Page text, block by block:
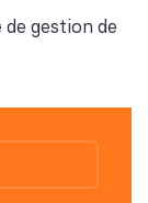
gestion de